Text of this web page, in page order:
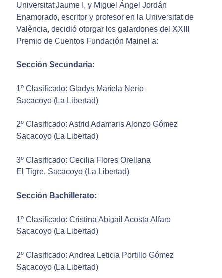
Universitat Jaume I, y Miguel Ángel Jordán
Enamorado, escritor y profesor en la Universitat de
València, decidió otorgar los galardones del XXIII
Premio de Cuentos Fundación Mainel a:
Sección Secundaria:
1º Clasificado: Gladys Mariela Nerio
Sacacoyo (La Libertad)
2º Clasificado: Astrid Adamaris Alonzo Gómez
Sacacoyo (La Libertad)
3º Clasificado: Cecilia Flores Orellana
El Tigre, Sacacoyo (La Libertad)
Sección Bachillerato:
1º Clasificado: Cristina Abigail Acosta Alfaro
Sacacoyo (La Libertad)
2º Clasificado: Andrea Leticia Portillo Gómez
Sacacoyo (La Libertad)